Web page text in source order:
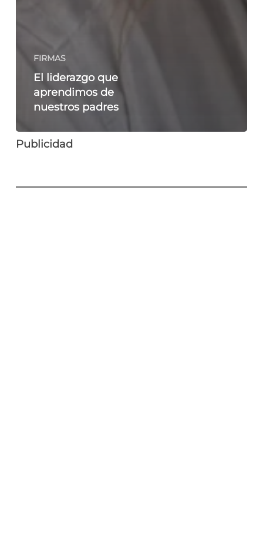
FIRMAS
El liderazgo que
aprendimos de
nuestros padres
Publicidad